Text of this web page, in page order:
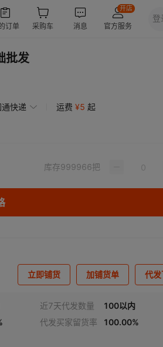
批发
快递 运费 ¥5 起
库存999966把
立即铺货 加铺货单 代
近7天代发数量
100以内
代发买家留货率
100.00%